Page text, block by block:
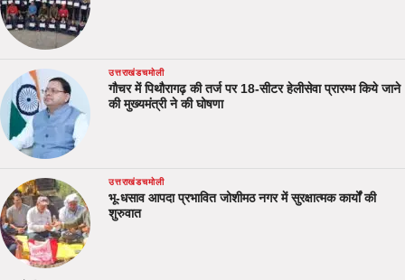
उत्तराखंडचमोली
गौचर में पिथौरागढ़ की तर्ज पर 18-सीटर हेलीसेवा प्रारम्भ किये जाने
की मुख्यमंत्री ने की घोषणा
उत्तराखंडचमोली
भू-धसाव आपदा प्रभावित जोशीमठ नगर में सुरक्षात्मक कार्यों की
शुरुवात